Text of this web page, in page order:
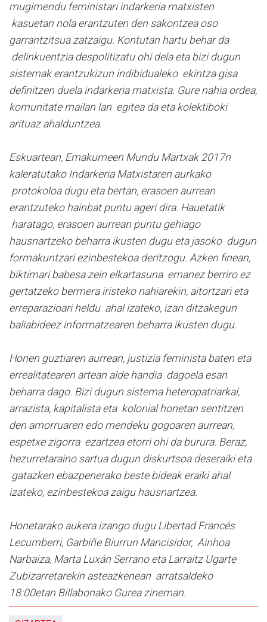
mugimendu feministari indarkeria matxisten
kasuetan nola erantzuten den sakontzea oso
garrantzitsua zatzaigu. Kontutan hartu behar da
delinkuentzia despolitizatu ohi dela eta bizi dugun
sistemak erantzukizun indibidualeko ekintza gisa
definitzen duela indarkeria matxista. Gure nahia ordea,
komunitate mailan lan egitea da eta kolektiboki
arituaz ahalduntzea.
Eskuartean, Emakumeen Mundu Martxak 2017n
kaleratutako Indarkeria Matxistaren aurkako
protokoloa dugu eta bertan, erasoen aurrean
erantzuteko hainbat puntu ageri dira. Hauetatik
haratago, erasoen aurrean puntu gehiago
hausnartzeko beharra ikusten dugu eta jasoko dugun
formakuntzari ezinbestekoa deritzogu. Azken finean,
biktimari babesa zein elkartasuna emanez berriro ez
gertatzeko bermera iristeko nahiarekin, aitortzari eta
erreparazioari heldu ahal izateko, izan ditzakegun
baliabideez informatzearen beharra ikusten dugu.
Honen guztiaren aurrean, justizia feminista baten eta
errealitatearen artean alde handia dagoela esan
beharra dago. Bizi dugun sistema heteropatriarkal,
arrazista, kapitalista eta kolonial honetan sentitzen
den amorruaren edo mendeku gogoaren aurrean,
espetxe zigorra ezartzea etorri ohi da burura. Beraz,
hezurretaraino sartua dugun diskurtsoa deseraiki eta
gatazken ebazpenerako beste bideak eraiki ahal
izateko, ezinbestekoa zaigu hausnartzea.
Honetarako aukera izango dugu Libertad Francés
Lecumberri, Garbiñe Biurrun Mancisidor, Ainhoa
Narbaiza, Marta Luxán Serrano eta Larraitz Ugarte
Zubizarretarekin asteazkenean arratsaldeko
18:00etan Billabonako Gurea zineman.